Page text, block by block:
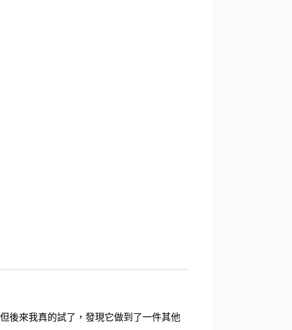
後來我真的試了，發現它做到了一件其他